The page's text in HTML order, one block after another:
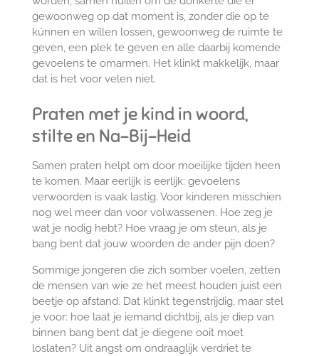
gewoonweg op dat moment is, zonder die op te
kúnnen en wíllen lossen, gewoonweg de ruimte te
geven, een plek te geven en alle daarbij komende
gevoelens te omarmen. Het klinkt makkelijk, maar
dat is het voor velen niet.
Praten met je kind in woord,
stilte en Na-Bij-Heid
Samen praten helpt om door moeilijke tijden heen
te komen. Maar eerlijk is eerlijk: gevoelens
verwoorden is vaak lastig. Voor kinderen misschien
nog wel meer dan voor volwassenen. Hoe zeg je
wat je nodig hebt? Hoe vraag je om steun, als je
bang bent dat jouw woorden de ander pijn doen?
Sommige jongeren die zich somber voelen, zetten
de mensen van wie ze het meest houden juist een
beetje op afstand. Dat klinkt tegenstrijdig, maar stel
je voor: hoe laat je iemand dichtbij, als je diep van
binnen bang bent dat je diegene ooit moet
loslaten? Uit angst om ondraaglijk verdriet te